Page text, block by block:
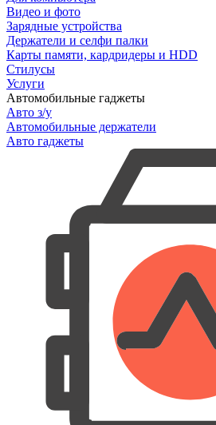
Видео и фото
Зарядные устройства
Держатели и селфи палки
Карты памяти, кардридеры и HDD
Стилусы
Услуги
Автомобильные гаджеты
Авто з/у
Автомобильные держатели
Авто гаджеты